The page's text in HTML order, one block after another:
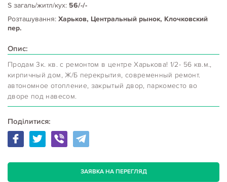
S загаль/житл/кух: 56/-/-
Розташування: Харьков, Центральный рынок, Клочковский
пер.
Опис:
Продам 3к. кв. с ремонтом в центре Харькова! 1/2- 56 кв.м.,
кирпичный дом, Ж/Б перекрытия, современный ремонт.
автономное отопление, закрытый двор, паркоместо во
дворе под навесом.
Поділитися:
ЗАЯВКА НА ПЕРЕГЛЯД